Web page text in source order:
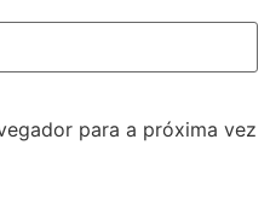
para a próxima vez